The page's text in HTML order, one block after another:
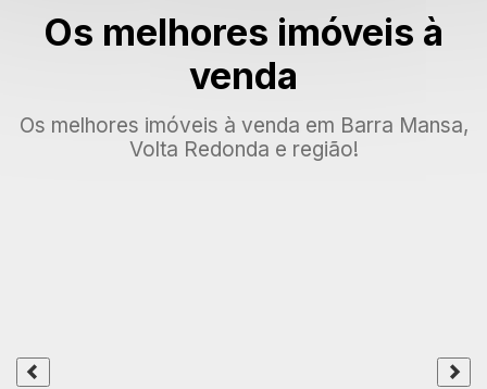
Os melhores imóveis à
venda
Os melhores imóveis à venda em Barra Mansa,
Volta Redonda e região!